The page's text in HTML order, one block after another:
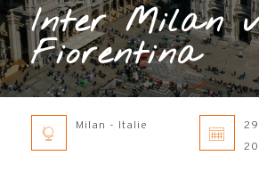
Inter Milan
Fiorentina
Milan - Italie